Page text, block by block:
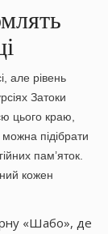
але рівень
Затоки
цього краю,
підібрати
пам’яток.
кожен
«Шабо», де